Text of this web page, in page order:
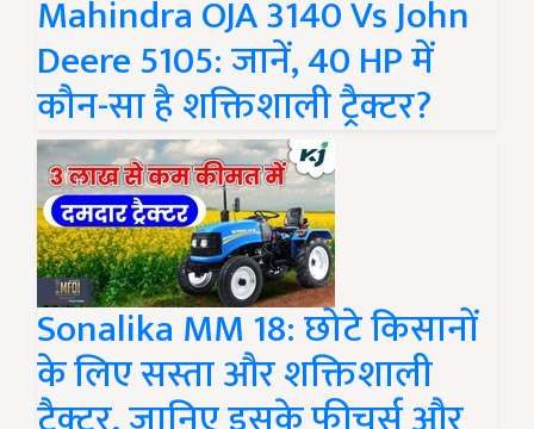
Mahindra OJA 3140 Vs John
Deere 5105: जानें, 40 HP में
कौन-सा है शक्तिशाली ट्रैक्टर?
Sonalika MM 18: छोटे किसानों
के लिए सस्ता और शक्तिशाली